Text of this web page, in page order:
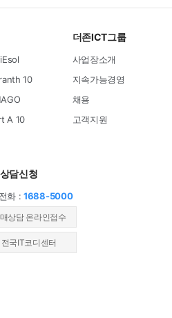
10
A 10
더존ICT그룹
사업장소개
지속가능경영
채용
고객지원
담신청
화 :1688-5000
상담 온라인접수
전국IT코디센터